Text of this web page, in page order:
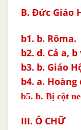
B. Đức Giáo
b1. b. Rôma.
b2. d. Cả a,
b3. b. Giáo
b4. a.
b5. b. Bị cột
III. Ô CHỮ